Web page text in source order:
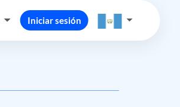
Iniciar sesión